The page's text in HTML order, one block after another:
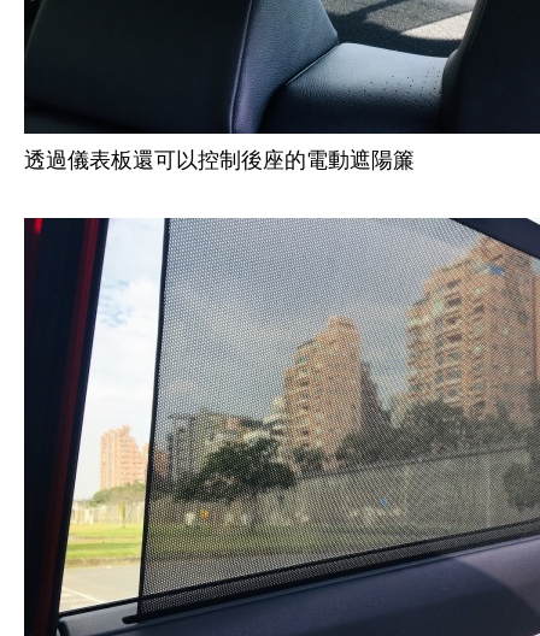
透過儀表板還可以控制後座的電動遮陽簾